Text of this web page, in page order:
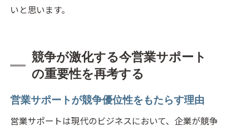
営業サポートによるプロジェクトの成功
営業サポートの新常識がもたらすビジネ
スへの影響
プロジェクト支援を進化させる営業サポ
いと思います。
競争が激化する今営業サポート
の重要性を再考する
営業サポートが競争優位性をもたらす理由
営業サポートは現代のビジネスにおいて、企業が競争